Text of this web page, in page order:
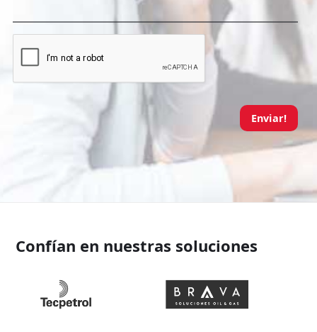
Enviar!
Confían en nuestras soluciones